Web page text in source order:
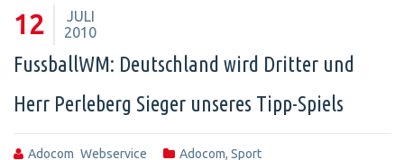
12
JULI
2010
FussballWM: Deutschland wird Dritter und
Herr Perleberg Sieger unseres Tipp-Spiels
Adocom_Webservice Adocom, Sport